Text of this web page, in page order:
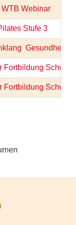
Webinar
Stufe 3
 Gesundheit
Fortbildung
Fortbildung